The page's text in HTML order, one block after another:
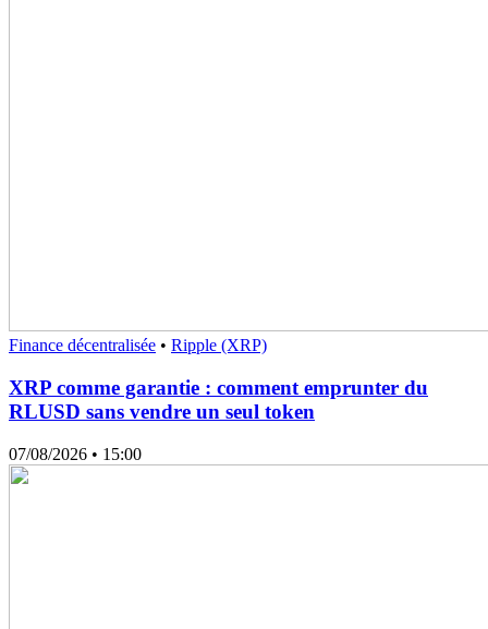
Finance décentralisée • Ripple (XRP)
XRP comme garantie : comment emprunter du
RLUSD sans vendre un seul token
07/08/2026 • 15:00